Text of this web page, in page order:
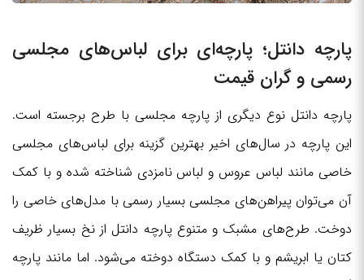
پارچه دانتل؛ پارچه‌ای برای لباس‌های مجلسی
رسمی و گران قیمت
پارچه دانتل نوع دیگری از پارچه مجلسی با طرح برجسته است.
این پارچه در سال‌های اخیر بهترین گزینه برای لباس‌های مجلسی
خاصی مانند لباس عروس و لباس نامزدی شناخته شده و با کمک
آن می‌توان پیراهن‌های مجلسی بسیار رسمی با مدل‌های خاصی را
دوخت. طرح‌های مشبک و متنوع پارچه دانتل از نخ بسیار ظریف
کتان یا ابریشم و با کمک دستگاه دوخته می‌شود. اما مانند پارچه